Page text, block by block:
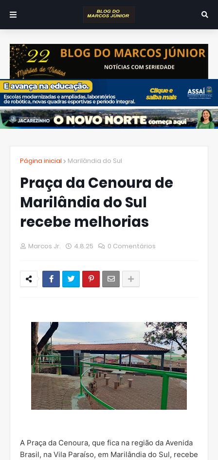
Página inicial Marilândia do Sul
Praça da Cenoura de
Marilândia do Sul
recebe melhorias
Marcos Jr. 4.8.25 0 Comentários
A Praça da Cenoura, que fica na região da Avenida
Brasil, na Vila Paraíso, em Marilândia do Sul, recebe